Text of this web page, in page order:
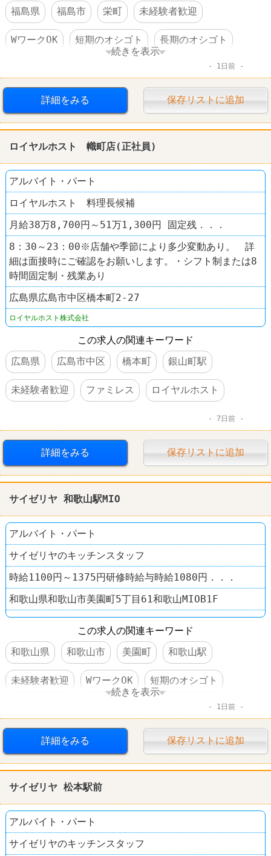
福島県
福島市 栄町 未経験者歓迎
WワークOK 短期のオシゴト 長期のオシゴト
短時間でもＯＫ 昇給あり
食事補助あり 制服あり 社員登用あり
ファミレス サイゼリヤ
続きを表示
1日前
詳細をみる 保存リストに追加
ロイヤルホスト 幟町店(正社員)
アルバイト・パート
ロイヤルホスト 料理長候補
月給38万8,700円～51万1,300円 固定残．．．
8：30～23：00※店舗や季節により多少変動あり。 詳
細は面接時にご確認をお願いします。・シフト制または8
時間固定制・残業あり
広島県広島市中区橋本町2-27
ロイヤルホスト株式会社
この求人の関連キーワード
広島県
広島市中区 橋本町 銀山町駅
未経験者歓迎 ファミレス ロイヤルホスト
7日前
詳細をみる 保存リストに追加
サイゼリヤ 和歌山駅MIO
アルバイト・パート
サイゼリヤのキッチンスタッフ
時給1100円～1375円研修時給与時給1080円．．．
和歌山県和歌山市美園町5丁目61和歌山MIOB1F
この求人の関連キーワード
和歌山県
和歌山市 美園町 和歌山駅
未経験者歓迎 WワークOK 短期のオシゴト
週3～4日からOK 短時間でもＯＫ 交通費支給
昇給あり 食事補助あり 制服あり
社員登用あり ファミレス
続きを表示
1日前
詳細をみる 保存リストに追加
サイゼリヤ 松本駅前
アルバイト・パート
サイゼリヤのキッチンスタッフ